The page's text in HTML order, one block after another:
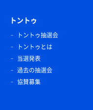
トントゥ
トントゥ抽選会
トントゥとは
当選発表
過去の抽選会
協賛募集